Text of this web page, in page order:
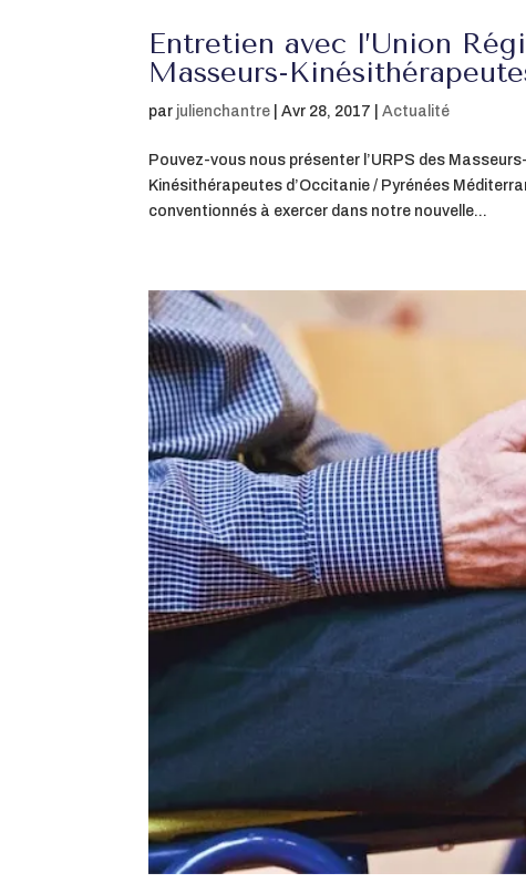
Entretien avec l’Union
Masseurs-
par julienchantre |Avr 28, 2017 |Actualité
Pouvez-vous nous présenter l’URPS des
Kinésithérapeutes d’Occitanie / Pyrénées
conventionnés à exercer dans notre nouvelle...